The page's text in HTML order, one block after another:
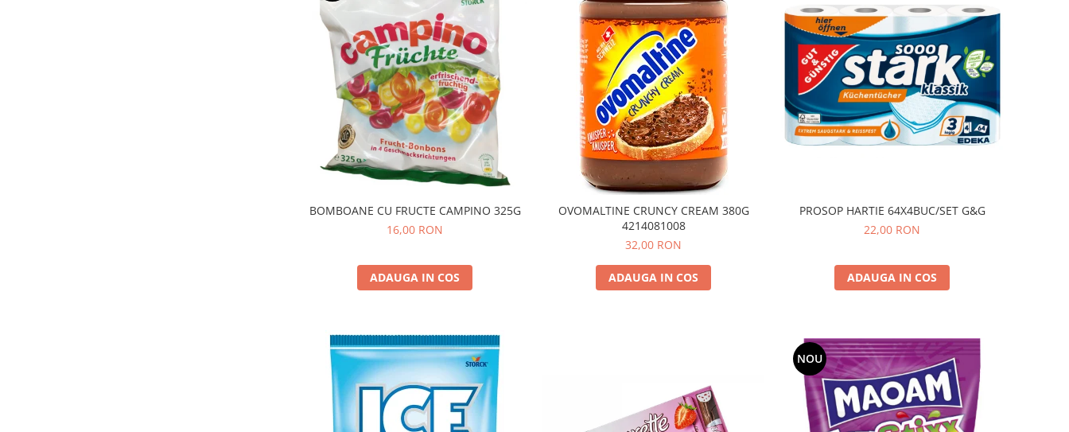
BOMBOANE CU FRUCTE CAMPINO 325G
16,00 RON
ADAUGA IN COS
OVOMALTINE CRUNCY CREAM 380G
4214081008
32,00 RON
ADAUGA IN COS
PROSOP HARTIE 64X4BUC/SET G&G
22,00 RON
ADAUGA IN COS
NOU